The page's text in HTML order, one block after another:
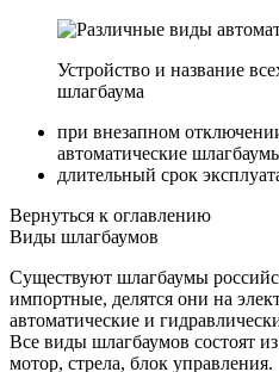
Устройство и название
шлагбаума
при внезапном
автоматические
длительный срок
Вернуться к оглавлению
Виды шлагбаумов
Существуют шлагбаумы
импортные, делятся они на
автоматические и
Все виды шлагбаумов состоят
мотор, стрела, блок управления.